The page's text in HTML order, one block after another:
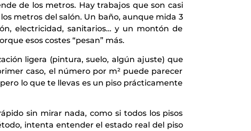
de los metros. Hay trabajos que son casi
metros del salón. Un baño, aunque mida 3
electricidad, sanitarios… y un montón de
esos costes “pesan” más.
ligera (pintura, suelo, algún ajuste) que
caso, el número por m² puede parecer
lo que te llevas es un piso prácticamente
sin mirar nada, como si todos los pisos
intenta entender el estado real del piso